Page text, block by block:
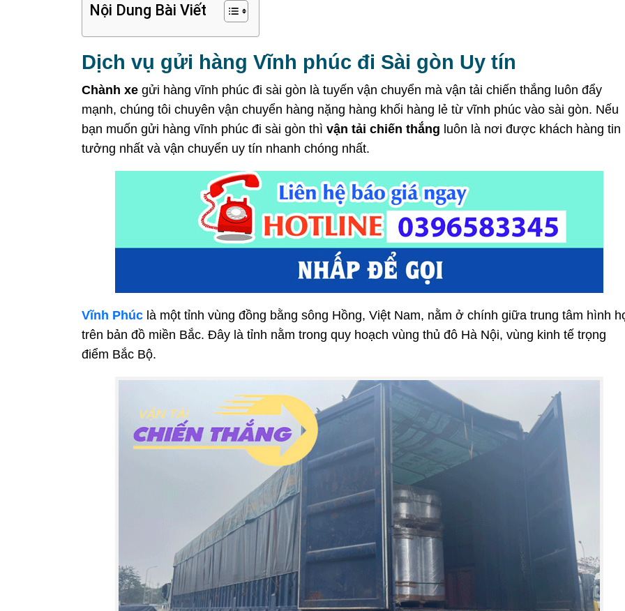
Nội Dung Bài Viết
Dịch vụ gửi hàng Vĩnh phúc đi Sài gòn Uy tín
Chành xe gửi hàng vĩnh phúc đi sài gòn là tuyến vận chuyển mà vận tải chiến thắng luôn đẩy
mạnh, chúng tôi chuyên vận chuyển hàng nặng hàng khối hàng lẻ từ vĩnh phúc vào sài gòn. Nếu
bạn muốn gửi hàng vĩnh phúc đi sài gòn thì vận tải chiến thắng luôn là nơi được khách hàng tin
tưởng nhất và vận chuyển uy tín nhanh chóng nhất.
Vĩnh Phúc là một tỉnh vùng đồng bằng sông Hồng, Việt Nam, nằm ở chính giữa trung tâm hình
trên bản đồ miền Bắc. Đây là tỉnh nằm trong quy hoạch vùng thủ đô Hà Nội, vùng kinh tế trọng
điểm Bắc Bộ.